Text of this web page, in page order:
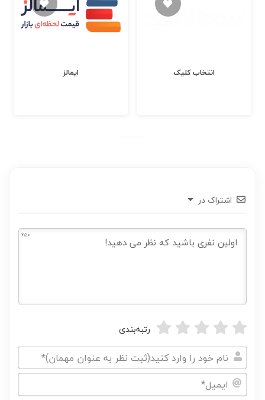
ایمالز انتخاب کلیک
اشتراک در
650
رتبه‌بندی
نام
خود